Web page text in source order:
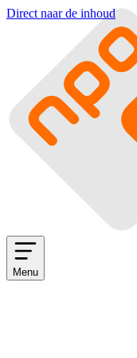
Direct naar de inhoud
Menu